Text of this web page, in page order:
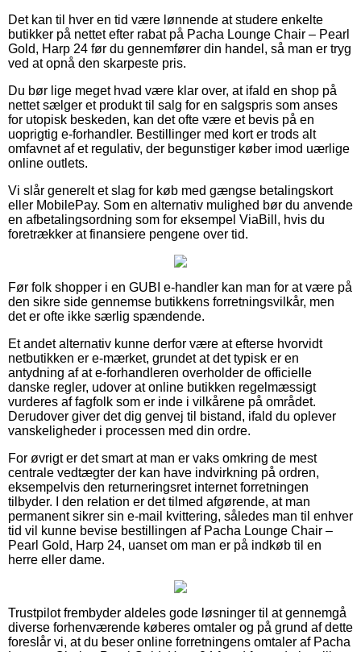
Det kan til hver en tid være lønnende at studere enkelte
butikker på nettet efter rabat på Pacha Lounge Chair – Pearl
Gold, Harp 24 før du gennemfører din handel, så man er tryg
ved at opnå den skarpeste pris.
Du bør lige meget hvad være klar over, at ifald en shop på
nettet sælger et produkt til salg for en salgspris som anses
for utopisk beskeden, kan det ofte være et bevis på en
uoprigtig e-forhandler. Bestillinger med kort er trods alt
omfavnet af et regulativ, der begunstiger køber imod uærlige
online outlets.
Vi slår generelt et slag for køb med gængse betalingskort
eller MobilePay. Som en alternativ mulighed bør du anvende
en afbetalingsordning som for eksempel ViaBill, hvis du
foretrækker at finansiere pengene over tid.
Før folk shopper i en GUBI e-handler kan man for at være på
den sikre side gennemse butikkens forretningsvilkår, men
det er ofte ikke særlig spændende.
Et andet alternativ kunne derfor være at efterse hvorvidt
netbutikken er e-mærket, grundet at det typisk er en
antydning af at e-forhandleren overholder de officielle
danske regler, udover at online butikken regelmæssigt
vurderes af fagfolk som er inde i vilkårene på området.
Derudover giver det dig genvej til bistand, ifald du oplever
vanskeligheder i processen med din ordre.
For øvrigt er det smart at man er vaks omkring de mest
centrale vedtægter der kan have indvirkning på ordren,
eksempelvis den returneringsret internet forretningen
tilbyder. I den relation er det tilmed afgørende, at man
permanent sikrer sin e-mail kvittering, således man til enhver
tid vil kunne bevise bestillingen af Pacha Lounge Chair –
Pearl Gold, Harp 24, uanset om man er på indkøb til en
herre eller dame.
Trustpilot frembyder aldeles gode løsninger til at gennemgå
diverse forhenværende køberes omtaler og på grund af dette
foreslår vi, at du beser online forretningens omtaler af Pacha